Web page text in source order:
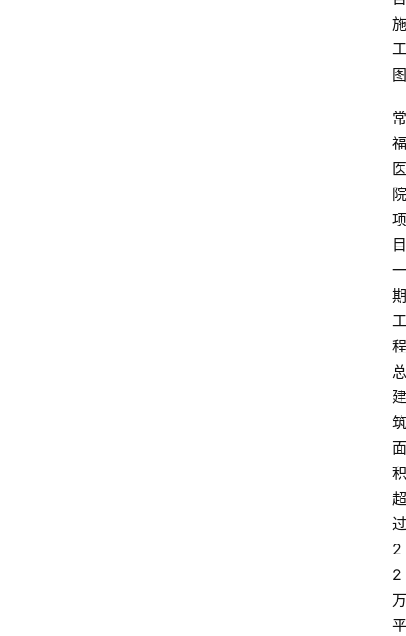
施
工
图
常
福
医
院
项
目
一
期
工
程
总
建
筑
面
积
超
过
2
2
万
平